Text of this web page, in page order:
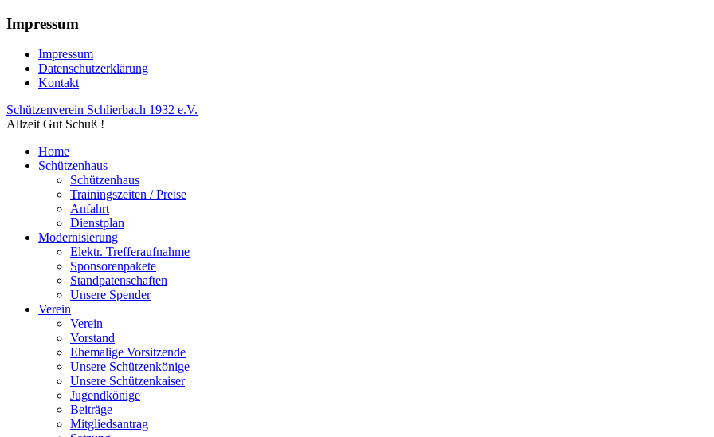
Impressum
Impressum
Datenschutzerklärung
Kontakt
Schützenverein Schlierbach 1932 e.V.
Allzeit Gut Schuß !
Home
Schützenhaus
Schützenhaus
Trainingszeiten / Preise
Anfahrt
Dienstplan
Modernisierung
Elektr. Trefferaufnahme
Sponsorenpakete
Standpatenschaften
Unsere Spender
Verein
Verein
Vorstand
Ehemalige Vorsitzende
Unsere Schützenkönige
Unsere Schützenkaiser
Jugendkönige
Beiträge
Mitgliedsantrag